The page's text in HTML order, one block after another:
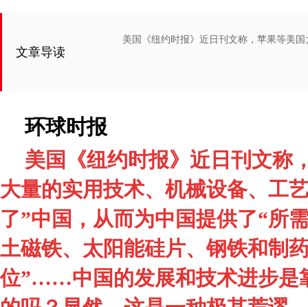
文章导读
美国《纽约时报》近日刊文称，苹果等美
环球时报
美国《纽约时报》近日刊文称
大量的实用技术、机械设备、工
了”中国，从而为中国提供了“所
土磁铁、太阳能硅片、钢铁和制
位”……中国的发展和技术进步是